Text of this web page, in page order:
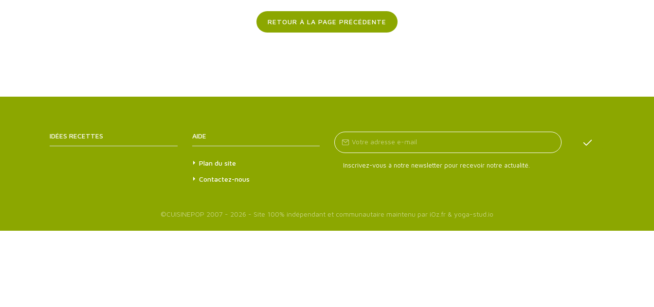
RETOUR À LA PAGE PRÉCÉDENTE
IDÉES RECETTES AIDE
Plan du site
Contactez-nous
Inscrivez-vous à notre newsletter pour recevoir notre actualité.
©CUISINEPOP 2007 - 2026 - Site 100% indépendant et communautaire maintenu par iOz.fr & yoga-stud.io